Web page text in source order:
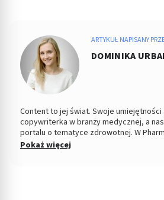
ARTYKUŁ NAPISANY
DOMINIKA
Content to jej świat. Swoje umiejętności
copywriterka w branży medycznej, a
portalu o tematyce zdrowotnej. W
przygotowaniem analiz treści serwisu, a
Pokaż więcej